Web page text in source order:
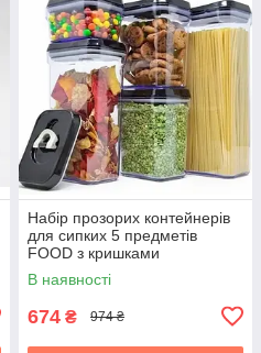
Набір прозорих контейнерів
для сипких 5 предметів
FOOD з кришками
В наявності
674 ₴ 974 ₴